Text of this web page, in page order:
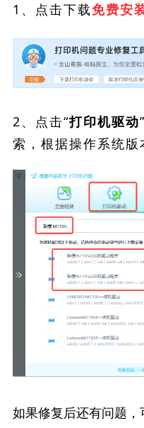
1、点击下载免费安
2、点击“打印机驱动
索，根据操作系统版
如果修复后还有问题，